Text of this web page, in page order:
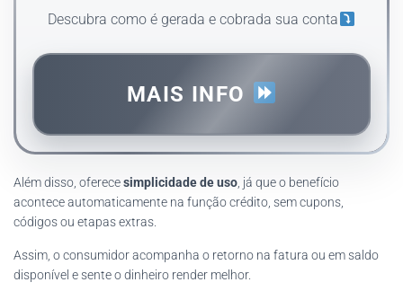
Descubra como é gerada e cobrada sua conta
MAIS INFO
Além disso, oferecesimplicidade de uso, já que o benefício
acontece automaticamente na função crédito, sem cupons,
códigos ou etapas extras.
Assim, o consumidor acompanha o retorno na fatura ou em saldo
disponível e sente o dinheiro render melhor.